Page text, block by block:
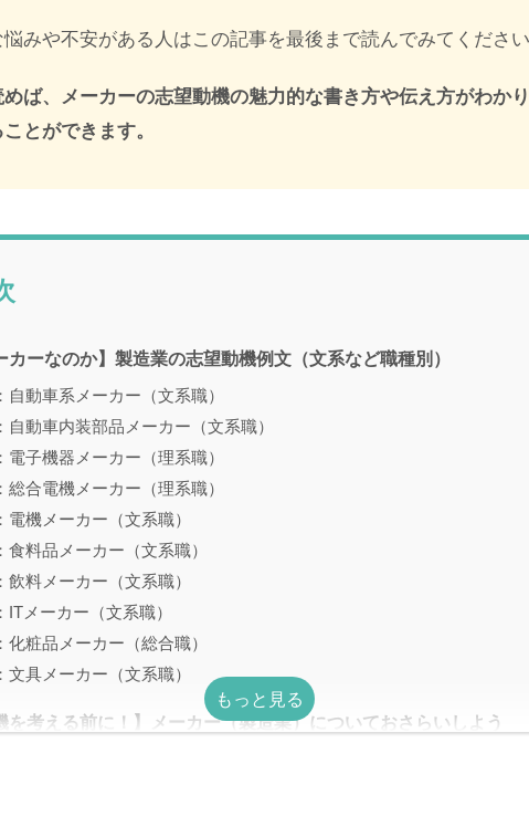
みや不安がある人はこの記事を最後まで読んでみてください
めば、メーカーの志望動機の魅力的な書き方や伝え方がわか
とができます。
カーなのか】製造業の志望動機例文（文系など職種別）
動車系メーカー（文系職）
動車内装部品メーカー（文系職）
子機器メーカー（理系職）
合電機メーカー（理系職）
機メーカー（文系職）
料品メーカー（文系職）
料メーカー（文系職）
メーカー（文系職）
粧品メーカー（総合職）
具メーカー（文系職）
を考える前に！】メーカー（製造業）についておさらいしよう